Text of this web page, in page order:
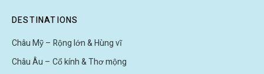
DESTINATIONS
Châu Mỹ – Rộng lớn & Hùng vĩ
Châu Âu – Cổ kính & Thơ mộng